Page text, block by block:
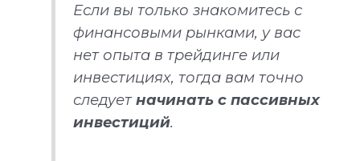
Если вы только знакомитесь с
финансовыми рынками, у вас
нет опыта в трейдинге или
инвестициях, тогда вам точно
следуетначинать с пассивных
инвестиций.